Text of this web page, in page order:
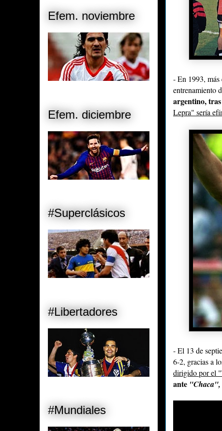
- En 1993, más
entrenamiento
argentino,
Lepra" sería
- El 13 de
6-2, gracias a
dirigido por el
ante "Chaca",
Efem. noviembre
Efem. diciembre
#Superclásicos
#Libertadores
#Mundiales